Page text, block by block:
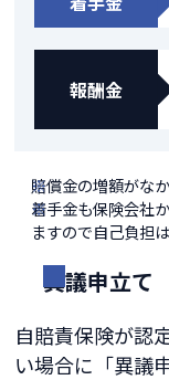
報酬金
賠償金の増額がな
着手金も保険会社
ますので自己負担は
異議申立て
自賠責保険が認
い場合に「異議